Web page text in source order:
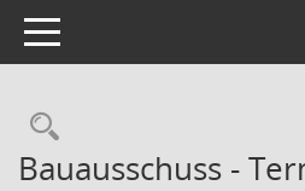
Toggle navigation
Rechercheauswahl
Bauausschuss -